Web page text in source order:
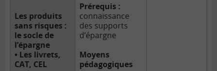
Les produits
sans risques :
le socle de
l’épargne
• Les livrets,
CAT, CEL
Prérequis :
connaissance
des supports
d’épargne
Moyens
pédagogiques